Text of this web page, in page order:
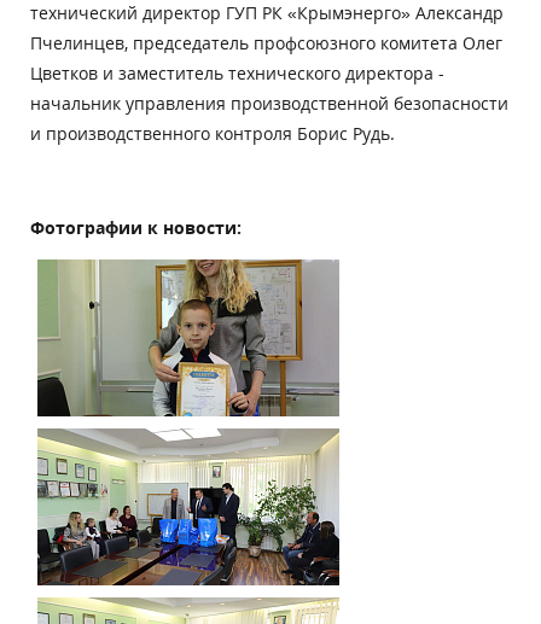
технический директор ГУП РК «Крымэнерго» Александр
Пчелинцев, председатель профсоюзного комитета Олег
Цветков и заместитель технического директора -
начальник управления производственной безопасности
и производственного контроля Борис Рудь.
Фотографии к новости: